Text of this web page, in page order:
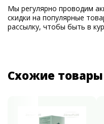
Мы регулярно проводим
скидки на популярные
рассылку, чтобы быть в
Схожие товары